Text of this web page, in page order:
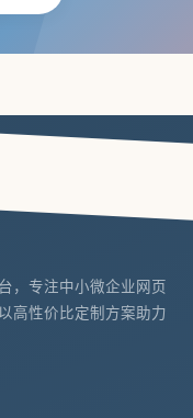
，专注中小微企业网页
高性价比定制方案助力